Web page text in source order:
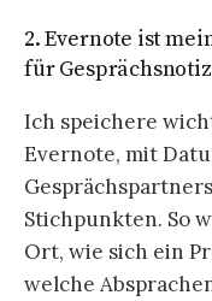
2. Evernote ist
für
Ich speichere
Evernote, mit
Stichpunkten. So
Ort, wie sich ein
welche